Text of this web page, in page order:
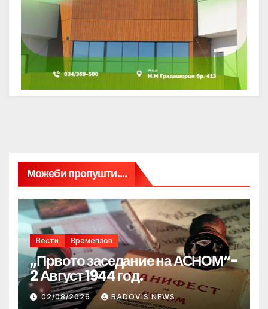
Можеби пропушти....
Вести Времеплов
„Првото заседание на АСНОМ“-
2 Август 1944 год.
02/08/2026 RADOVIS NEWS